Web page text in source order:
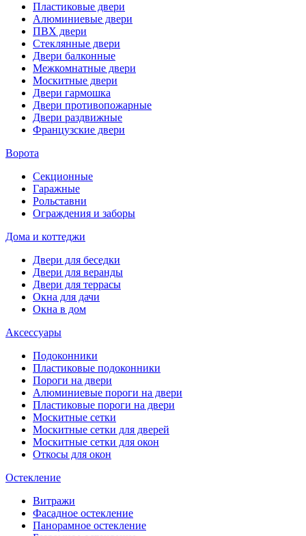
Пластиковые двери
Алюминиевые двери
ПВХ двери
Стеклянные двери
Двери балконные
Межкомнатные двери
Москитные двери
Двери гармошка
Двери противопожарные
Двери раздвижные
Французские двери
Ворота
Секционные
Гаражные
Рольставни
Ограждения и заборы
Дома и коттеджи
Двери для беседки
Двери для веранды
Двери для террасы
Окна для дачи
Окна в дом
Аксессуары
Подоконники
Пластиковые подоконники
Пороги на двери
Алюминиевые пороги на двери
Пластиковые пороги на двери
Москитные сетки
Москитные сетки для дверей
Москитные сетки для окон
Откосы для окон
Остекление
Витражи
Фасадное остекление
Панорамное остекление